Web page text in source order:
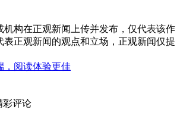
机构在正观新闻上传并发布，仅代表该作
表正观新闻的观点和立场，正观新闻仅提
，阅读体验更佳
彩评论